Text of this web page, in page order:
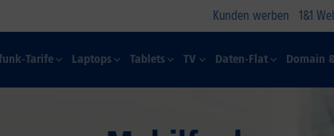
Kunden werben 1&1
Tarife Laptops Tablets TV Daten-Flat Domain